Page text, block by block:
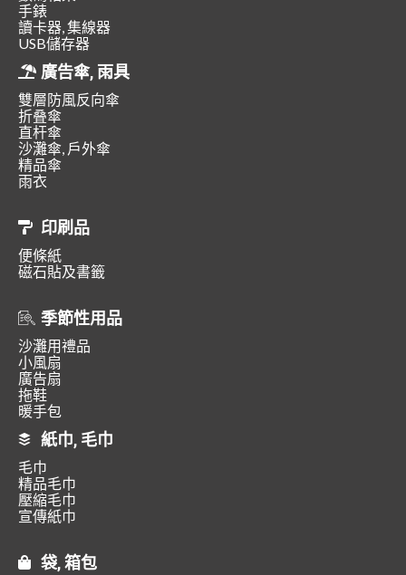
手錶
讀卡器, 集線器
USB儲存器
廣告傘, 雨具
雙層防風反向傘
折叠傘
直杆傘
沙灘傘, 戶外傘
精品傘
雨衣
印刷品
便條紙
磁石貼及書籤
季節性用品
沙灘用禮品
小風扇
廣告扇
拖鞋
暖手包
紙巾, 毛巾
毛巾
精品毛巾
壓縮毛巾
宣傳紙巾
袋, 箱包